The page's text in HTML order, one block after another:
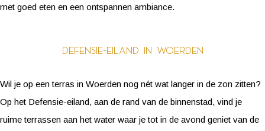
met goed eten en een ontspannen ambiance.
Defensie-eiland in Woerden
Wil je op een terras in Woerden nog nét wat langer in de zon zitten?
Op het Defensie-eiland, aan de rand van de binnenstad, vind je
ruime terrassen aan het water waar je tot in de avond geniet van de